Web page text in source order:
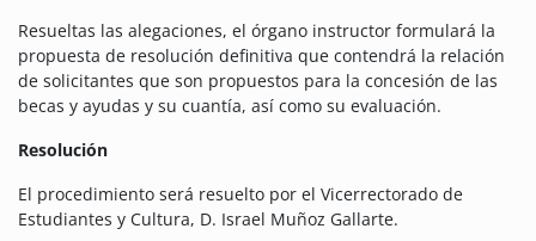
Resueltas las alegaciones, el órgano instructor formulará la
propuesta de resolución definitiva que contendrá la relación
de solicitantes que son propuestos para la concesión de las
becas y ayudas y su cuantía, así como su evaluación.
Resolución
El procedimiento será resuelto por el Vicerrectorado de
Estudiantes y Cultura, D. Israel Muñoz Gallarte.